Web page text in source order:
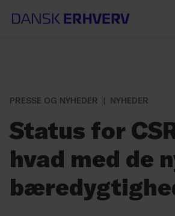
PRESSE OG NYHEDER
NYHEDER
Status for
hvad med de